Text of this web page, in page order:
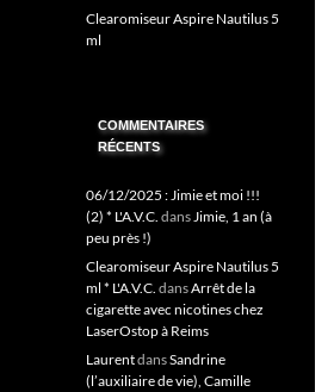
Clearomiseur Aspire Nautilus 5
ml
COMMENTAIRES
RÉCENTS
06/12/2025 : Jimie et moi !!!
(2) * L'A.V.C. dansJimie, 1 an (à
peu près !)
Clearomiseur Aspire Nautilus 5
ml * L'A.V.C. dansArrêt de la
cigarette avec nicotines chez
LaserOstop à Reims
LaurentdansSandrine
(l’auxiliaire de vie), Camille